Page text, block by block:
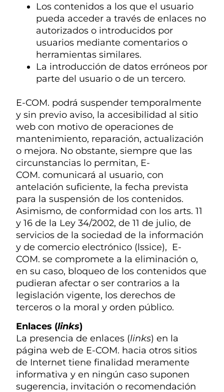
Los contenidos a los que el usuario
pueda acceder a través de enlaces no
autorizados o introducidos por
usuarios mediante comentarios o
herramientas similares.
La introducción de datos erróneos por
parte del usuario o de un tercero.
E-COM. podrá suspender temporalmente
y sin previo aviso, la accesibilidad al sitio
web con motivo de operaciones de
mantenimiento, reparación, actualización
o mejora. No obstante, siempre que las
circunstancias lo permitan, E-
COM. comunicará al usuario, con
antelación suficiente, la fecha prevista
para la suspensión de los contenidos.
Asimismo, de conformidad con los arts. 11
y 16 de la Ley 34/2002, de 11 de julio, de
servicios de la sociedad de la información
y de comercio electrónico (lssice), E-
COM. se compromete a la eliminación o,
en su caso, bloqueo de los contenidos que
pudieran afectar o ser contrarios a la
legislación vigente, los derechos de
terceros o la moral y orden público.
Enlaces (links)
La presencia de enlaces (links) en la
página web de E-COM. hacia otros sitios
de Internet tiene finalidad meramente
informativa y en ningún caso suponen
sugerencia, invitación o recomendación